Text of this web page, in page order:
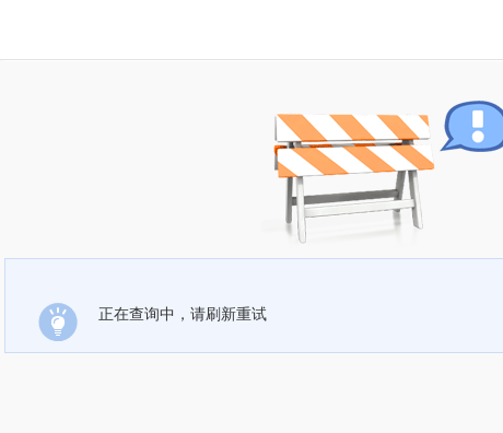
正在查询中，请刷新重试